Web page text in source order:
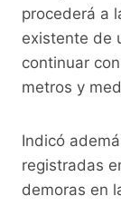
procederá a
existente de
continuar
metros y
Indicó
registradas
demoras en